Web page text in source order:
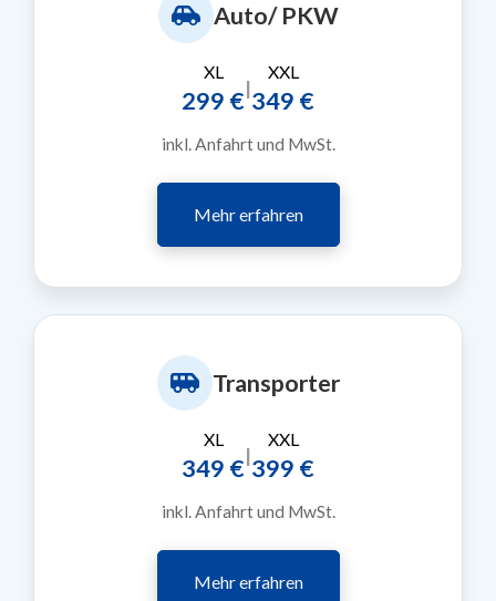
Auto/ PKW
XL
299 €|
XXL
349 €
inkl. Anfahrt und MwSt.
Mehr erfahren
Transporter
XL
349 €|
XXL
399 €
inkl. Anfahrt und MwSt.
Mehr erfahren